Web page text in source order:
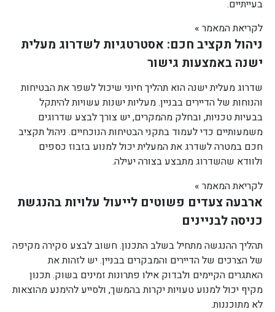
בעייתיים.
לקריאת המאמר »
ניהול תקציב חכם: אסטרטגיות לשדרוג מעלית
ישנה באמצעות גישור
שדרוג מעלית ישנה הוא תהליך חיוני שיכול לשפר את הבטיחות
והנוחות של הדיירים בבניין. מעליות ישנות עשויות להיתקל
בבעיות טכניות, ובחלק מהמקרים, יש צורך לבצע שדרוגים
משמעותיים כדי לעמוד בתקני הבטיחות הנוכחיים. ניהול תקציב
חכם במטרה לשדרג את המעלית יכול למנוע בזבוז כספים
ולוודא שהשדרוג מתבצע בצורה יעילה.
לקריאת המאמר »
ארבעה צעדים פשוטים לייעול עלויות בהנגשת
כניסה לבניינים
תהליך ההנגשה מתחיל בשלב התכנון. חשוב לבצע סקירה מקיפה
של הצרכים של הדיירים והמבקרים בבניין. יש לזהות את
האתגרים הקיימים ולבדוק אילו פתרונות זמינים בשוק. תכנון
מקיף יכול למנוע טעויות יקרות בהמשך, ולסייע להימנע מהוצאות
לא מתוכננות.